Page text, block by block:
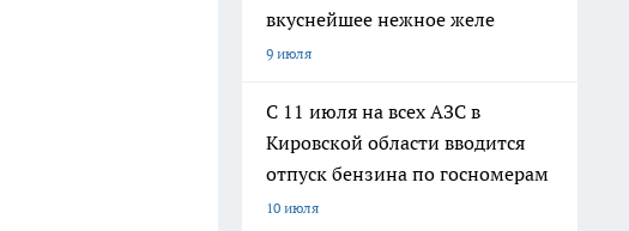
вкуснейшее нежное желе
9 июля
С 11 июля на всех АЗС в
Кировской области вводится
отпуск бензина по госномерам
10 июля